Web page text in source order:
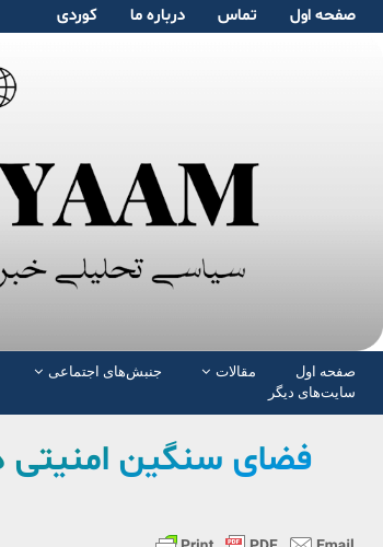
صفحە اول تماس دربارە ما کوردی
صفحە اول مقالات جنبش‌های اجتماعی
سایت‌های دیگر
فضای سنگین امنیتی